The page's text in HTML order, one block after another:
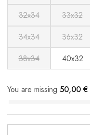
32x34
33x32
34x34
36x32
38x34
40x32
You are missing 50,00 €